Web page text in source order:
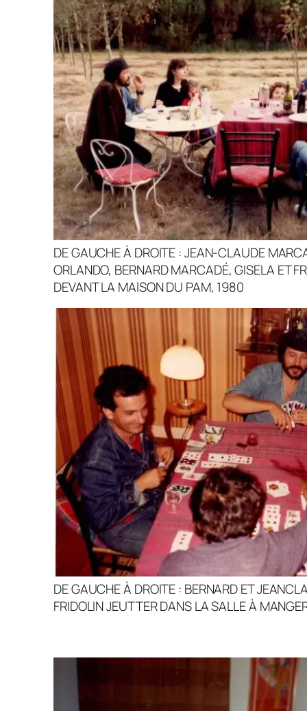
DE GAUCHE À DROITE : JEAN-CLAUDE
ORLANDO, BERNARD MARCADÉ, GISELA ET
DEVANT LA MAISON DU PAM, 1980
DE GAUCHE À DROITE : BERNARD ET
FRIDOLIN JEUTTER DANS LA SALLE À